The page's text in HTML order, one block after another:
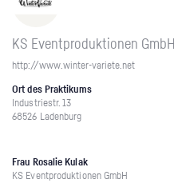
KS Eventproduktionen GmbH
http://www.winter-variete.net
Ort des Praktikums
Industriestr. 13
68526 Ladenburg
Frau Rosalie Kulak
KS Eventproduktionen GmbH